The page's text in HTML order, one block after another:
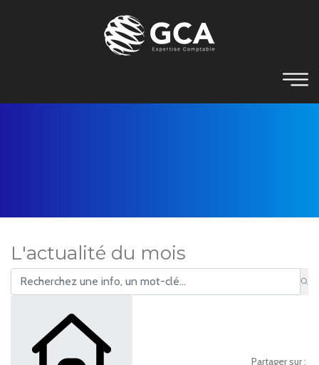
L'actualité du mois
Partager sur :